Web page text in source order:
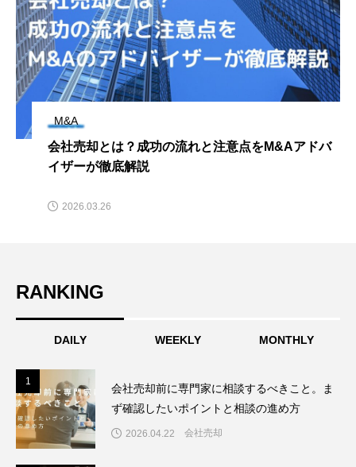
M&A
会社売却とは？成功の流れと注意点をM&Aアドバ
イザーが徹底解説
2026.03.26
RANKING
DAILY WEEKLY MONTHLY
1
会社売却前に専門家に相談するべきこと。ま
ず確認したいポイントと相談の進め方
2026.04.22 会社売却